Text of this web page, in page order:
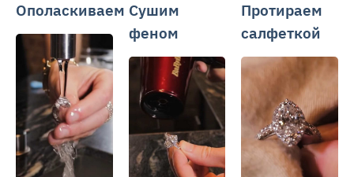
Ополаскиваем Сушим
феном
Протираем
салфеткой